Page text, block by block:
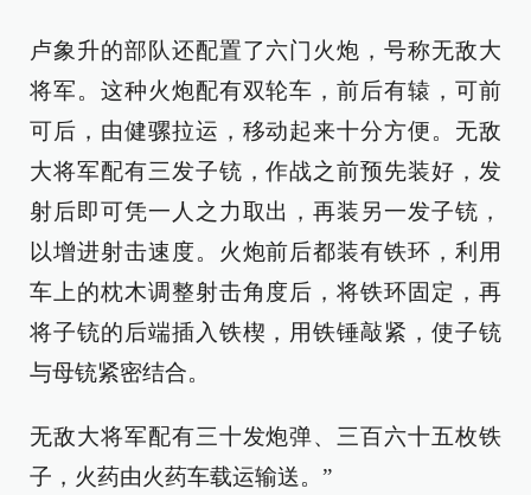
卢象升的部队还配置了六门火炮，号称无敌大
将军。这种火炮配有双轮车，前后有辕，可前
可后，由健骡拉运，移动起来十分方便。无敌
大将军配有三发子铳，作战之前预先装好，发
射后即可凭一人之力取出，再装另一发子铳，
以增进射击速度。火炮前后都装有铁环，利用
车上的枕木调整射击角度后，将铁环固定，再
将子铳的后端插入铁楔，用铁锤敲紧，使子铳
与母铳紧密结合。
无敌大将军配有三十发炮弹、三百六十五枚铁
子，火药由火药车载运输送。”